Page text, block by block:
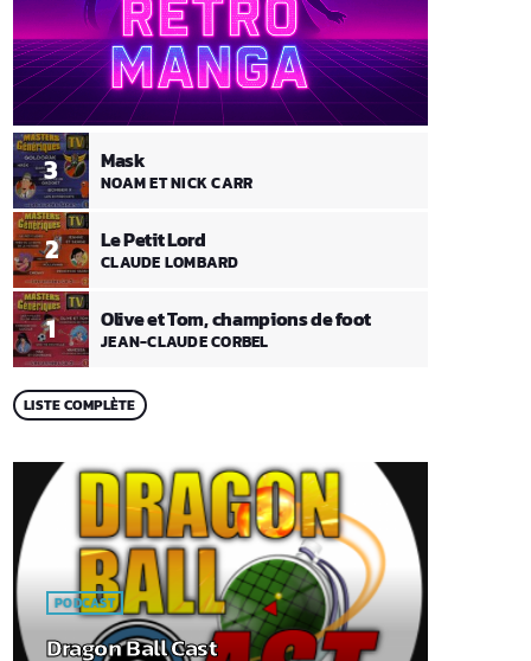
1 Olive et Tom, champions de foot
JEAN-CLAUDE CORBEL
2 Le Petit Lord
CLAUDE LOMBARD
3 Mask
NOAM ET NICK CARR
LISTE COMPLÈTE
PODCAST
Dragon Ball Cast